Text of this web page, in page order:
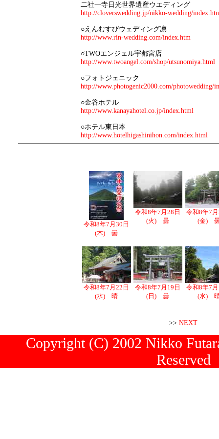
二社一寺日光世界遺産ウエディング
http://cloverswedding.jp/nikko-wedding/
○えんむすびウェディング凛
http://www.rin-wedding.com/index.htm
○TWOエンジェル宇都宮店
http://www.twoangel.com/shop/utsunomiya.html
○フォトジェニック
http://www.photogenic2000.com/photowedding/
○金谷ホテル
http://www.kanayahotel.co.jp/index.html
○ホテル東日本
http://www.hotelhigashinihon.com/index.html
令和8年7月30日
(木) 曇
令和8年7月28日
(火) 曇
令和8年7
(金)
令和8年7月22日
(水) 晴
令和8年7月19日
(日) 曇
令和8年7
(水)
>> NEXT
Copyright (C) 2002 Nikko
Reserved